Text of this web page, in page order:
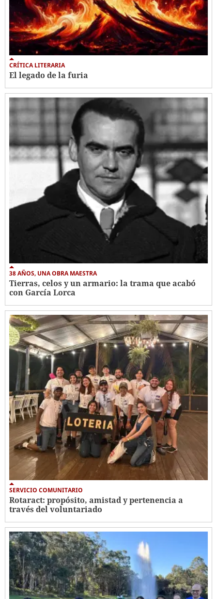
CRÍTICA LITERARIA
El legado de la furia
38 AÑOS, UNA OBRA MAESTRA
Tierras, celos y un armario: la trama que acabó
con García Lorca
SERVICIO COMUNITARIO
Rotaract: propósito, amistad y pertenencia a
través del voluntariado